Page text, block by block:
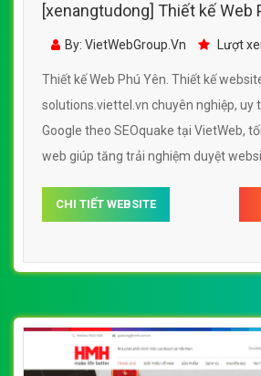
[xenangtudong] Thiết kế Web
solutions.viettel.vn
By: VietWebGroup.Vn Lượt
Thiết kế Web Phú Yên. Thiết kế
solutions.viettel.vn chuyên nghiệp, uy
Google theo SEOquake tại VietWeb,
web giúp tăng trải nghiệm duyệt
CHI TIẾT WEBSITE